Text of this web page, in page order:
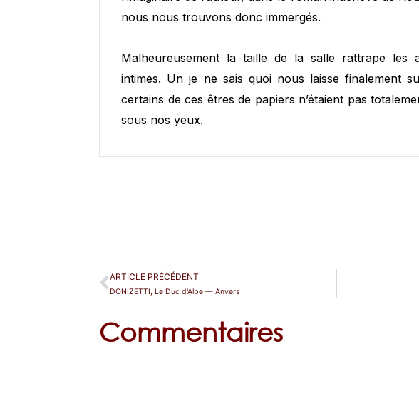
nous nous trouvons donc immergés.
Malheureusement la taille de la salle rattrape les
intimes. Un je ne sais quoi nous laisse finalement
certains de ces êtres de papiers n’étaient pas
sous nos yeux.
ARTICLE PRÉCÉDENT
DONIZETTI, Le Duc d'Albe — Anvers
Commentaires